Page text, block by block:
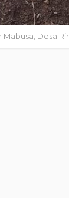
Desa